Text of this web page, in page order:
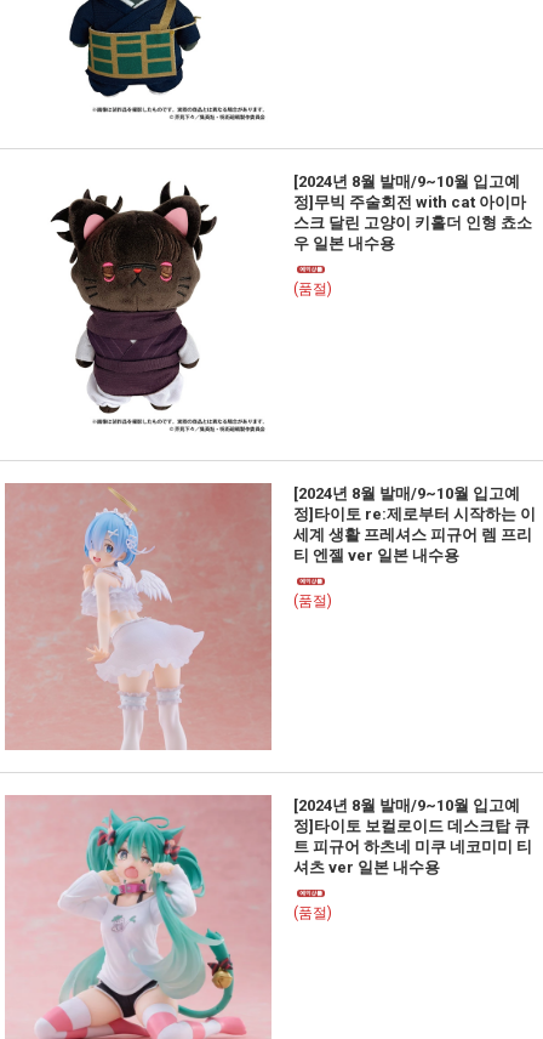
[2024년 8월 발매/9~10월 입고예
정]무빅 주술회전 with cat 아이마
스크 달린 고양이 키홀더 인형 쵸소
우 일본 내수용
(품절)
[2024년 8월 발매/9~10월 입고예
정]타이토 re:제로부터 시작하는 이
세계 생활 프레셔스 피규어 렘 프리
티 엔젤 ver 일본 내수용
(품절)
[2024년 8월 발매/9~10월 입고예
정]타이토 보컬로이드 데스크탑 큐
트 피규어 하츠네 미쿠 네코미미 티
셔츠 ver 일본 내수용
(품절)